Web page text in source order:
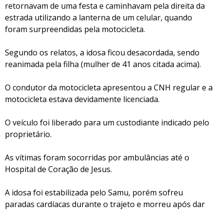
retornavam de uma festa e caminhavam pela direita da
estrada utilizando a lanterna de um celular, quando
foram surpreendidas pela motocicleta.
Segundo os relatos, a idosa ficou desacordada, sendo
reanimada pela filha (mulher de 41 anos citada acima).
O condutor da motocicleta apresentou a CNH regular e a
motocicleta estava devidamente licenciada.
O veículo foi liberado para um custodiante indicado pelo
proprietário.
As vítimas foram socorridas por ambulâncias até o
Hospital de Coração de Jesus.
A idosa foi estabilizada pelo Samu, porém sofreu
paradas cardíacas durante o trajeto e morreu após dar